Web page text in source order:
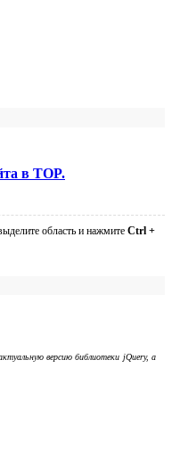
в TOP.
область и нажмите Ctrl +
версию библиотеки jQuery, а